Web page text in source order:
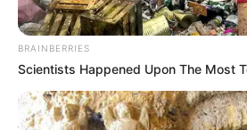
BRAINBERRIES
Scientists Happened Upon The Most